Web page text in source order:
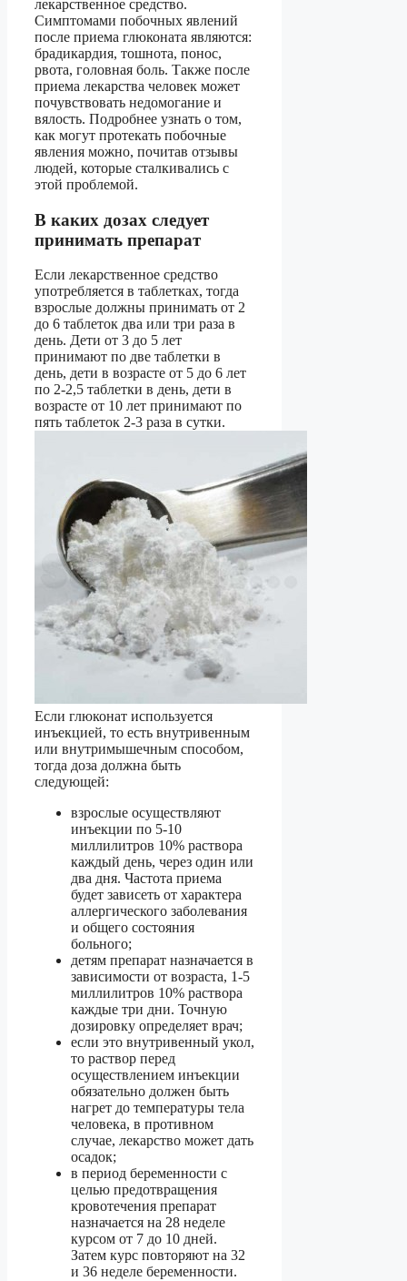
лекарственное средство.
Симптомами побочных явлений
после приема глюконата являются:
брадикардия, тошнота, понос,
рвота, головная боль. Также после
приема лекарства человек может
почувствовать недомогание и
вялость. Подробнее узнать о том,
как могут протекать побочные
явления можно, почитав отзывы
людей, которые сталкивались с
этой проблемой.
В каких дозах следует
принимать препарат
Если лекарственное средство
употребляется в таблетках, тогда
взрослые должны принимать от 2
до 6 таблеток два или три раза в
день. Дети от 3 до 5 лет
принимают по две таблетки в
день, дети в возрасте от 5 до 6 лет
по 2-2,5 таблетки в день, дети в
возрасте от 10 лет принимают по
пять таблеток 2-3 раза в сутки.
Если глюконат используется
инъекцией, то есть внутривенным
или внутримышечным способом,
тогда доза должна быть
следующей:
взрослые осуществляют
инъекции по 5-10
миллилитров 10% раствора
каждый день, через один или
два дня. Частота приема
будет зависеть от характера
аллергического заболевания
и общего состояния
больного;
детям препарат назначается в
зависимости от возраста, 1-5
миллилитров 10% раствора
каждые три дни. Точную
дозировку определяет врач;
если это внутривенный укол,
то раствор перед
осуществлением инъекции
обязательно должен быть
нагрет до температуры тела
человека, в противном
случае, лекарство может дать
осадок;
в период беременности с
целью предотвращения
кровотечения препарат
назначается на 28 неделе
курсом от 7 до 10 дней.
Затем курс повторяют на 32
и 36 неделе беременности.